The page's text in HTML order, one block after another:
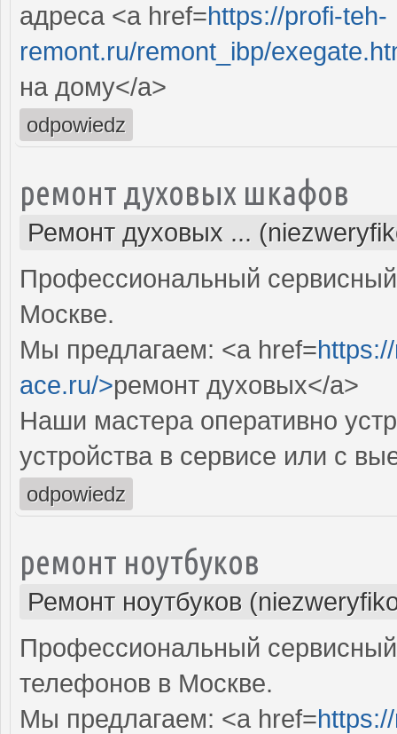
адреса <a href=https://profi-teh-
remont.ru/remont_ibp/
на дому</a>
odpowiedz
ремонт духовых шкафов
Ремонт духовых ...
Профессиональный
Москве.
Мы предлагаем: <a href=
ace.ru/>ремонт духовых</a>
Наши мастера оперативно
устройства в сервисе или с
odpowiedz
ремонт ноутбуков
Ремонт ноутбуков
Профессиональный
телефонов в Москве.
Мы предлагаем: <a href=